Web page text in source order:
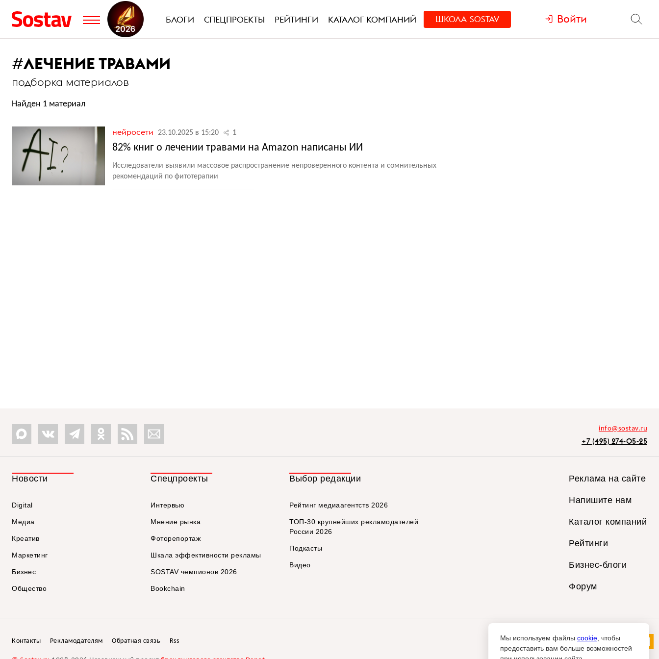
БЛОГИ СПЕЦПРОЕКТЫ РЕЙТИНГИ КАТАЛОГ КОМПАНИЙ ШКОЛА SOSTAV Войти
#ЛЕЧЕНИЕ ТРАВАМИ
подборка материалов
Найден 1 материал
нейросети 23.10.2025 в 15:20 1
82% книг о лечении травами на Amazon написаны ИИ
Исследователи выявили массовое распространение непроверенного контента и сомнительных
рекомендаций по фитотерапии
info@sostav.ru
+7 (495) 274-05-25
Новости
Digital
Медиа
Креатив
Маркетинг
Бизнес
Общество
Спецпроекты
Интервью
Мнение рынка
Фоторепортаж
Шкала эффективности рекламы
SOSTAV чемпионов 2026
Bookchain
Выбор редакции
Рейтинг медиаагентств 2026
ТОП-30 крупнейших рекламодателей
России 2026
Подкасты
Видео
Реклама на сайте
Напишите нам
Каталог компаний
Рейтинги
Бизнес-блоги
Форум
Контакты Рекламодателям Обратная связь Rss Мы используем файлы cookie , чтобы
предоставить вам больше возможностей